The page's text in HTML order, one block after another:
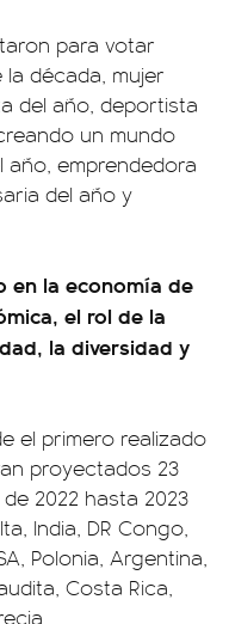
para votar
década, mujer
del año, deportista
un mundo
año, emprendedora
del año y
en la economía de
el rol de la
la diversidad y
el primero realizado
proyectados 23
2022 hasta 2023
India, DR Congo,
Polonia, Argentina,
Costa Rica,